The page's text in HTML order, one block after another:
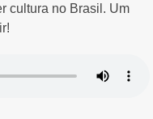
cultura no Brasil. Um